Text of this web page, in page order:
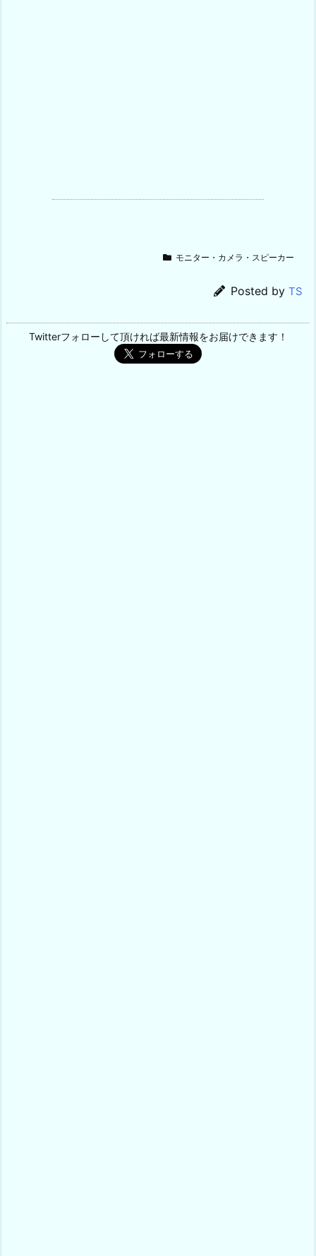
モニター・カメラ・スピーカー
Posted by TS
Twitterフォローして頂ければ最新情報をお届けできます！